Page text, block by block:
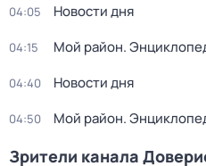
04:05 Новости дня
04:15 Мой район.
04:40 Новости дня
04:50 Мой район.
Зрители канала